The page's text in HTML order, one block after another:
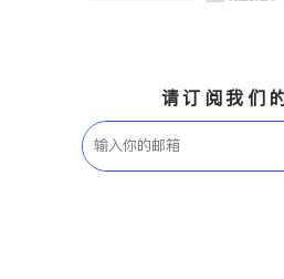
请订阅我们